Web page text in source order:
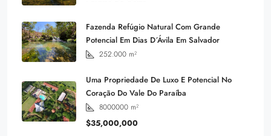
Fazenda Refúgio Natural Com Grande
Potencial Em Dias D´Ávila Em Salvador
252.000 m²
Uma Propriedade De Luxo E Potencial No
Coração Do Vale Do Paraíba
8000000 m²
$35,000,000